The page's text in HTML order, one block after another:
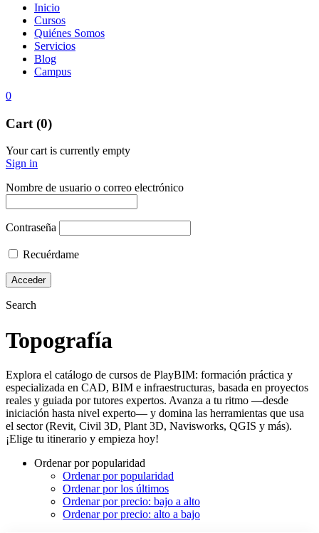
Inicio
Cursos
Quiénes Somos
Servicios
Blog
Campus
0
Cart (0)
Your cart is currently empty
Sign in
Nombre de usuario o correo electrónico
Contraseña
Recuérdame
Search
Topografía
Explora el catálogo de cursos de PlayBIM: formación práctica y
especializada en CAD, BIM e infraestructuras, basada en proyectos
reales y guiada por tutores expertos. Avanza a tu ritmo —desde
iniciación hasta nivel experto— y domina las herramientas que usa
el sector (Revit, Civil 3D, Plant 3D, Navisworks, QGIS y más).
¡Elige tu itinerario y empieza hoy!
Ordenar por popularidad
Ordenar por popularidad
Ordenar por los últimos
Ordenar por precio: bajo a alto
Ordenar por precio: alto a bajo